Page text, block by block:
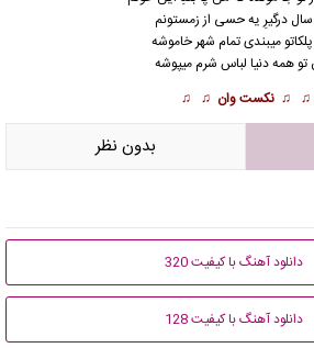
سال درگیرِ یه حسی از زمستونم
میبندی تمام شهر خاموشه
تو همه دنیا لباس شرم میپوشه
♫ ♫ نکست وان ♫ ♫
بدون نظر
دانلود آهنگ با کیفیت 320
دانلود آهنگ با کیفیت 128